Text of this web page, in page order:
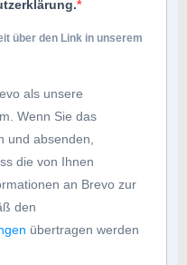
über den Link in unserem
als unsere
Wenn Sie das
und absenden,
die von Ihnen
an Brevo zur
den
übertragen werden